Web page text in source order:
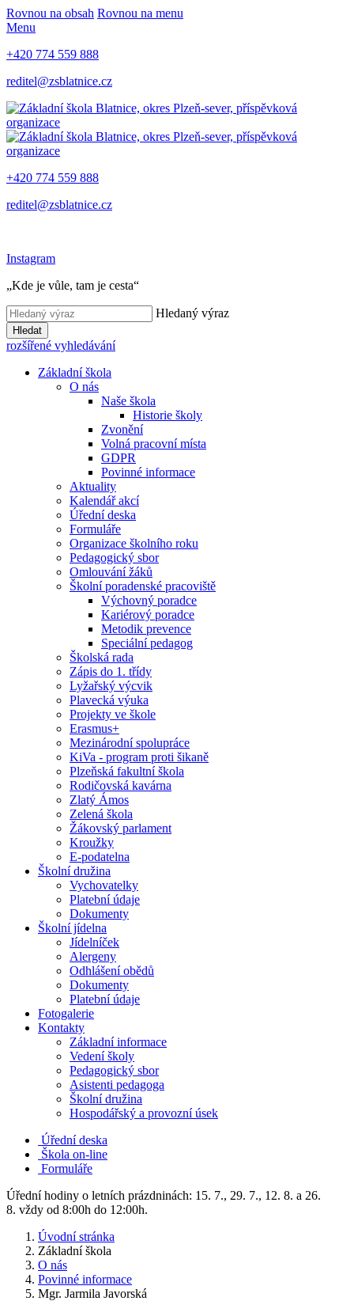
Rovnou na obsah Rovnou na menu
Menu
+420 774 559 888
reditel@zsblatnice.cz
+420 774 559 888
reditel@zsblatnice.cz
Instagram
„Kde je vůle, tam je cesta“
Hledaný výraz
Hledat
rozšířené vyhledávání
Základní škola
O nás
Naše škola
Historie školy
Zvonění
Volná pracovní místa
GDPR
Povinné informace
Aktuality
Kalendář akcí
Úřední deska
Formuláře
Organizace školního roku
Pedagogický sbor
Omlouvání žáků
Školní poradenské pracoviště
Výchovný poradce
Kariérový poradce
Metodik prevence
Speciální pedagog
Školská rada
Zápis do 1. třídy
Lyžařský výcvik
Plavecká výuka
Projekty ve škole
Erasmus+
Mezinárodní spolupráce
KiVa - program proti šikaně
Plzeňská fakultní škola
Rodičovská kavárna
Zlatý Ámos
Zelená škola
Žákovský parlament
Kroužky
E-podatelna
Školní družina
Vychovatelky
Platební údaje
Dokumenty
Školní jídelna
Jídelníček
Alergeny
Odhlášení obědů
Dokumenty
Platební údaje
Fotogalerie
Kontakty
Základní informace
Vedení školy
Pedagogický sbor
Asistenti pedagoga
Školní družina
Hospodářský a provozní úsek
Úřední deska
Škola on-line
Formuláře
Úřední hodiny o letních prázdninách: 15. 7., 29. 7., 12. 8. a 26.
8. vždy od 8:00h do 12:00h.
Úvodní stránka
Základní škola
O nás
Povinné informace
Mgr. Jarmila Javorská